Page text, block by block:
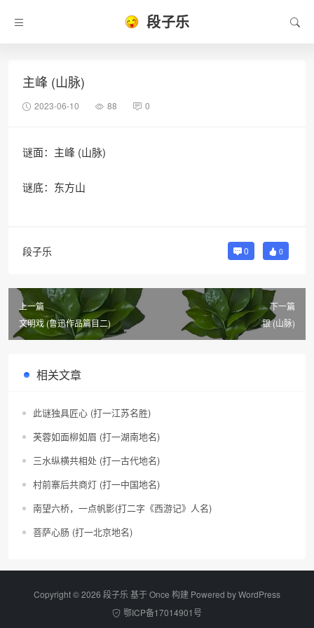
段子乐
主峰 (山脉)
2023-06-10 88 0
谜面：主峰 (山脉)
谜底：东方山
段子乐 0 0
上一篇
文明戏 (鲁迅作品篇目二)
下一篇
银 (山脉)
相关文章
此谜独具匠心 (打一江苏名胜)
芙蓉如面柳如眉 (打一湖南地名)
三水纵横共相处 (打一古代地名)
村前寨后共商灯 (打一中国地名)
南望六桥，一点帆影(打二字《西游记》人名)
菩萨心肠 (打一北京地名)
Copyright © 2026 段子乐 基于 Once 构建 Powered byWordPress
鄂ICP备17014901号